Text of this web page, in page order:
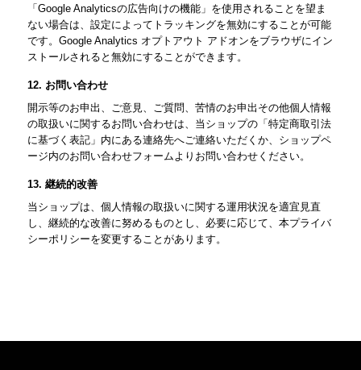
「Google Analyticsの広告向けの機能」を使用されることを望ま
ない場合は、設定によってトラッキングを無効にすることが可能
です。Google Analytics オプトアウト アドオンをブラウザにイン
ストールされると無効にすることができます。
12. お問い合わせ
開示等のお申出、ご意見、ご質問、苦情のお申出その他個人情報
の取扱いに関するお問い合わせは、当ショップの「特定商取引法
に基づく表記」内にある連絡先へご連絡いただくか、ショップペ
ージ内のお問い合わせフォームよりお問い合わせください。
13. 継続的改善
当ショップは、個人情報の取扱いに関する運用状況を適宜見直
し、継続的な改善に努めるものとし、必要に応じて、本プライバ
シーポリシーを変更することがあります。